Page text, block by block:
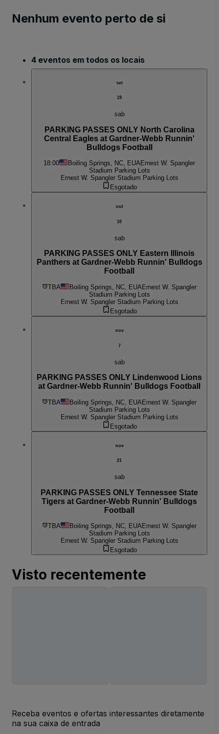
Nenhum evento perto de si
4 eventos em todos os locais
set
19
sab
PARKING PASSES ONLY North Carolina
Central Eagles at Gardner-Webb Runnin'
Bulldogs Football
18:00 Boiling Springs, NC, EUAErnest W. Spangler
Stadium Parking Lots
Ernest W. Spangler Stadium Parking Lots
Esgotado
out
10
sab
PARKING PASSES ONLY Eastern Illinois
Panthers at Gardner-Webb Runnin' Bulldogs
Football
TBA Boiling Springs, NC, EUAErnest W. Spangler
Stadium Parking Lots
Ernest W. Spangler Stadium Parking Lots
Esgotado
nov
7
sab
PARKING PASSES ONLY Lindenwood Lions
at Gardner-Webb Runnin' Bulldogs Football
TBA Boiling Springs, NC, EUAErnest W. Spangler
Stadium Parking Lots
Ernest W. Spangler Stadium Parking Lots
Esgotado
nov
21
sab
PARKING PASSES ONLY Tennessee State
Tigers at Gardner-Webb Runnin' Bulldogs
Football
TBA Boiling Springs, NC, EUAErnest W. Spangler
Stadium Parking Lots
Ernest W. Spangler Stadium Parking Lots
Esgotado
Visto recentemente
Receba eventos e ofertas interessantes diretamente
na sua caixa de entrada